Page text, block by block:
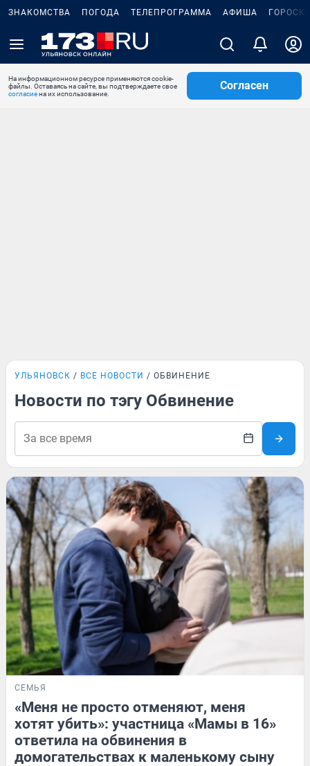
ЗНАКОМСТВА ПОГОДА ТЕЛЕПРОГРАММА АФИША
На информационном ресурсе применяются cookie-
файлы. Оставаясь на сайте, вы подтверждаете свое
согласиена их использование.
Согласен
УЛЬЯНОВСК ВСЕ НОВОСТИ ОБВИНЕНИЕ
Новости по тэгу Обвинение
СЕМЬЯ
«Меня не просто отменяют, меня
хотят убить»: участница «Мамы в 16»
ответила на обвинения в
домогательствах к маленькому сыну